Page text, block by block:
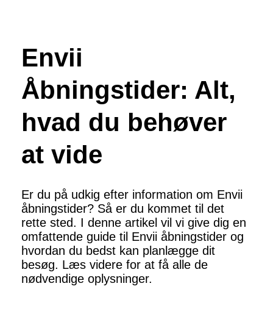
Envii
Åbningstider: Alt,
hvad du behøver
at vide
Er du på udkig efter information om Envii
åbningstider? Så er du kommet til det
rette sted. I denne artikel vil vi give dig en
omfattende guide til Envii åbningstider og
hvordan du bedst kan planlægge dit
besøg. Læs videre for at få alle de
nødvendige oplysninger.